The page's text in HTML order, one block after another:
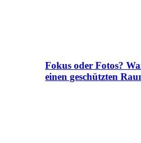
Fokus oder Fotos?
einen geschützten